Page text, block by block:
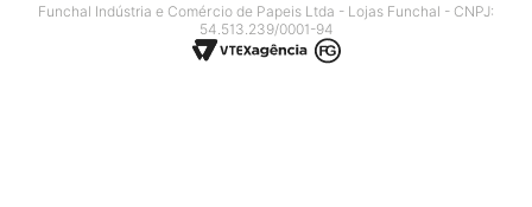
Funchal Indústria e Comércio de Papeis Ltda - Lojas Funchal - CNPJ:
54.513.239/0001-94